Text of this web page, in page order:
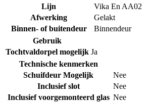
Lijn
Vika En AA02
Afwerking
Gelakt
Binnen- of buitendeur
Binnendeur
Gebruik
Tochtvaldorpel mogelijk Ja
Technische kenmerken
Schuifdeur Mogelijk
Nee
Inclusief slot
Nee
Inclusief voorgemonteerd glas Nee